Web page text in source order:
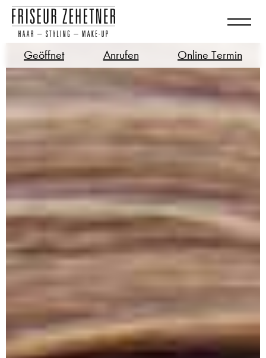
Geöffnet Anrufen Online Termin